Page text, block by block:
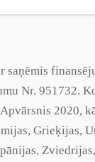
saņēmis
Nr. 951732.
2020,
Grieķijas,